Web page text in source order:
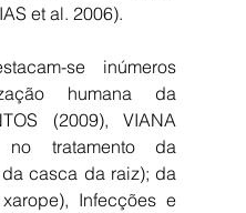
et al. 2006).
se inúmeros
humana da
(2009), VIANA
no tratamento da
casca da raiz); da
Infecções e